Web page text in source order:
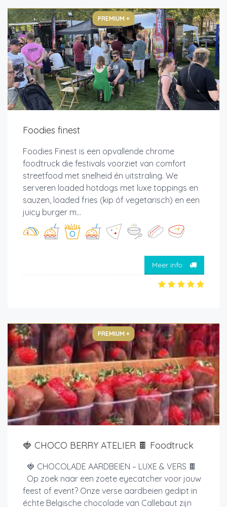
PREMIUM +
Foodies finest
Foodies Finest is een opvallende chrome
foodtruck die festivals voorziet van comfort
streetfood met snelheid én uitstraling. We
serveren loaded hotdogs met luxe toppings en
sauzen, loaded fries (kip óf vegetarisch) en een
juicy burger m...
Meer info
PREMIUM +
🍓 CHOCO BERRY ATELIER 🍫 Foodtruck
🍓 CHOCOLADE AARDBEIEN – LUXE & VERS 🍫
Op zoek naar een zoete eyecatcher voor jouw
feest of event? Onze verse aardbeien gedipt in
échte Belgische chocolade van Callebaut zijn